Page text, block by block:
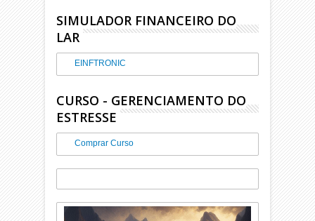
SIMULADOR FINANCEIRO DO
LAR
EINFTRONIC
CURSO - GERENCIAMENTO DO
ESTRESSE
Comprar Curso